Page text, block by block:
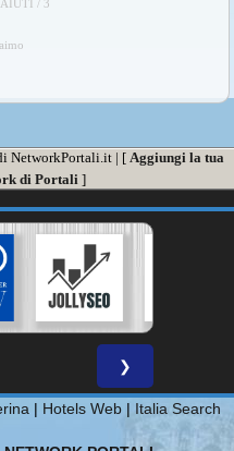
/ 3
NetworkPortali.it | [Aggiungi la tua
di Portali]
❯
| Hotels Web | Italia Search